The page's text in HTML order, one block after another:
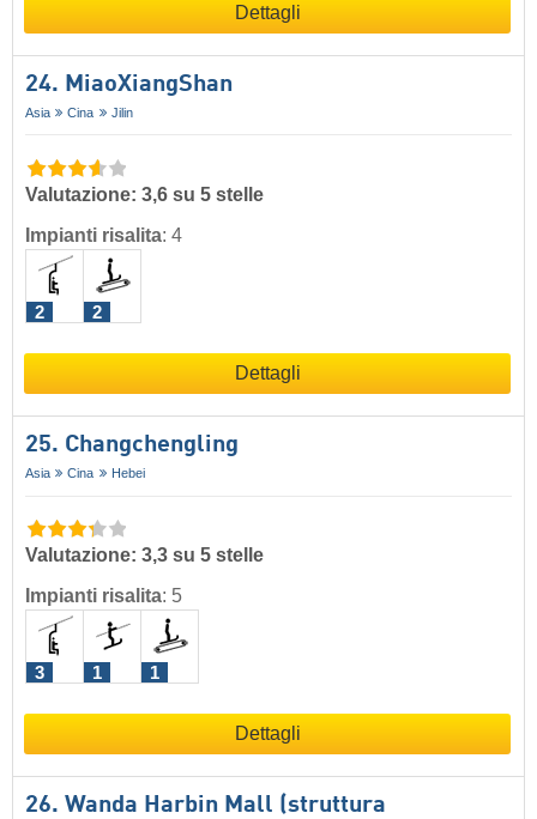
Dettagli
24. MiaoXiangShan
Asia Cina Jilin
Valutazione: 3,6 su 5 stelle
Impianti risalita: 4
2 2
Dettagli
25. Changchengling
Asia Cina Hebei
Valutazione: 3,3 su 5 stelle
Impianti risalita: 5
3 1 1
Dettagli
26. Wanda Harbin Mall (struttura